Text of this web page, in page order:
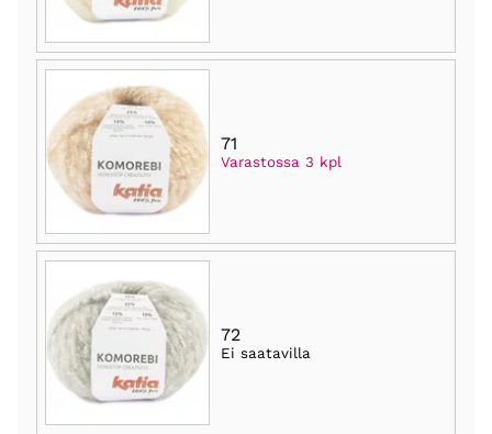
71
Varastossa 3 kpl
72
Ei saatavilla